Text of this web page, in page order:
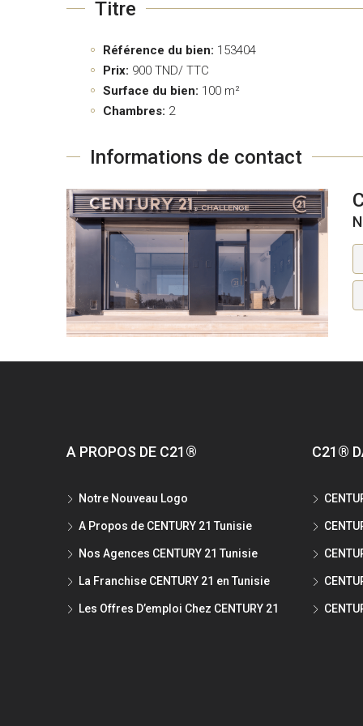
Titre
Référence du bien: 153404
Prix: 900 TND/ TTC
Surface du bien: 100 m²
Chambres: 2
Informations de contact
A PROPOS DE C21®
Notre Nouveau Logo
A Propos de CENTURY 21 Tunisie
Nos Agences CENTURY 21 Tunisie
La Franchise CENTURY 21 en Tunisie
Les Offres D’emploi Chez CENTURY 21
C21®